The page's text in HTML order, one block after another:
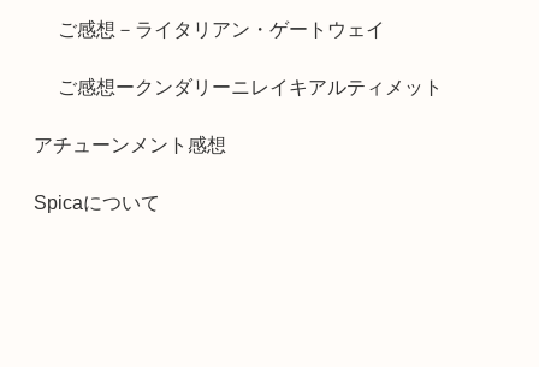
ご感想－ライタリアン・ゲートウェイ
ご感想ークンダリーニレイキアルティメット
アチューンメント感想
Spicaについて